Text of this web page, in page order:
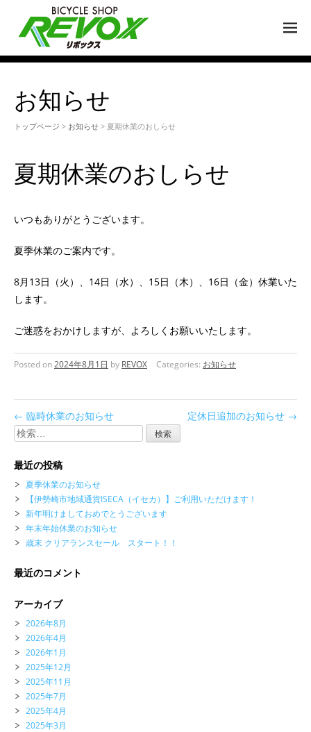
U
お知らせ
トップページ > お知らせ > 夏期休業のおしらせ
夏期休業のおしらせ
いつもありがとうございます。
夏季休業のご案内です。
8月13日（火）、14日（水）、15日（木）、16日（金）休業いた
します。
ご迷惑をおかけしますが、よろしくお願いいたします。
Posted on2024年8月1日 by REVOX Categories: お知らせ
← 臨時休業のお知らせ 定休日追加のお知らせ →
検
最近の投稿
夏季休業のお知らせ
【伊勢崎市地域通貨ISECA（イセカ）】ご利用いただけます！
新年明けましておめでとうございます
年末年始休業のお知らせ
歳末 クリアランスセール スタート！！
最近のコメント
アーカイブ
2026年8月
2026年4月
2026年1月
2025年12月
2025年11月
2025年7月
2025年4月
2025年3月